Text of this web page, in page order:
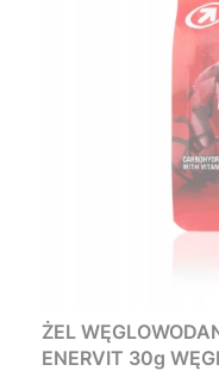
ŻEL
ENERVIT 30g